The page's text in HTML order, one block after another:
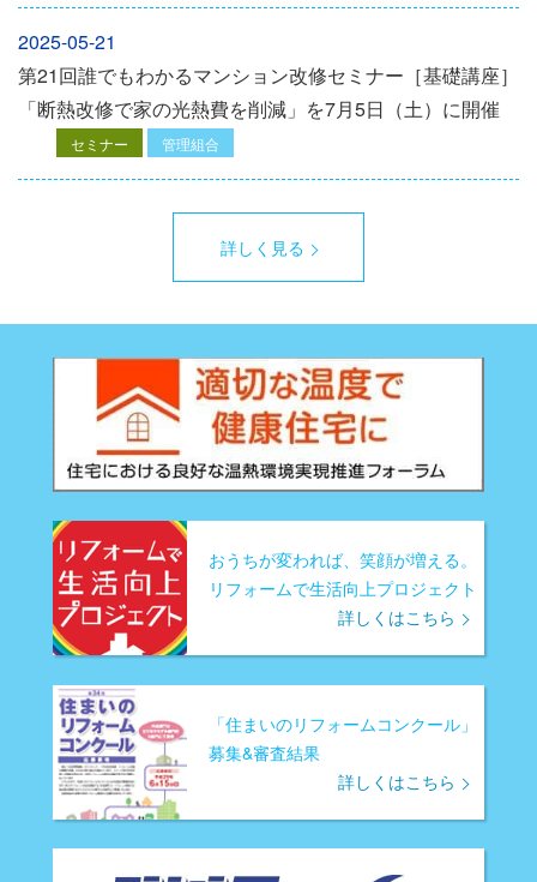
2025-05-21
第21回誰でもわかるマンション改修セミナー［基礎講座］
「断熱改修で家の光熱費を削減」を7月5日（土）に開催
セミナー 管理組合
詳しく見る
おうちが変われば、笑顔が増える。
リフォームで生活向上プロジェクト
詳しくはこちら
「住まいのリフォームコンクール」
募集&審査結果
詳しくはこちら